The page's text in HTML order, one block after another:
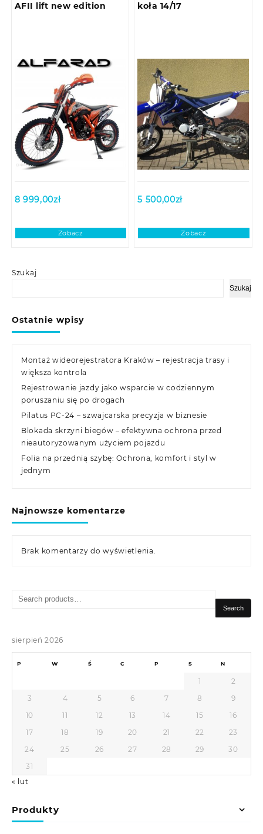
Szukaj
Szukaj
Ostatnie wpisy
Montaż wideorejestratora Kraków – rejestracja trasy i
większa kontrola
Rejestrowanie jazdy jako wsparcie w codziennym
poruszaniu się po drogach
Pilatus PC-24 – szwajcarska precyzja w biznesie
Blokada skrzyni biegów – efektywna ochrona przed
nieautoryzowanym użyciem pojazdu
Folia na przednią szybę: Ochrona, komfort i styl w
jednym
Najnowsze komentarze
Brak komentarzy do wyświetlenia.
AFII lift new edition
8 999,00zł
Zobacz
koła 14/17
5 500,00zł
Zobacz
Search
Search
sierpień 2026
P W Ś C P S N
1
2
3
4 5 6 7 8
9
10
11 12 13 14 15
16
17
18 19 20 21 22
23
24
25 26 27 28 29
30
31
« lut
Produkty